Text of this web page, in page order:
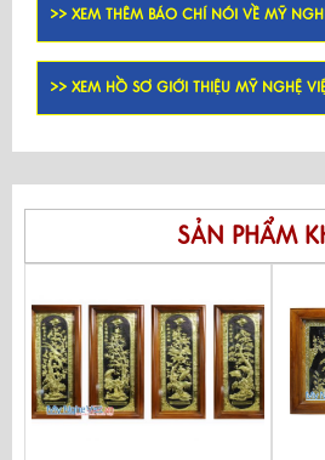
>> XEM THÊM BÁO CHÍ NÓI VỀ MỸ
>> XEM HỒ SƠ GIỚI THIỆU MỸ NGHỆ
SẢN PHẨM